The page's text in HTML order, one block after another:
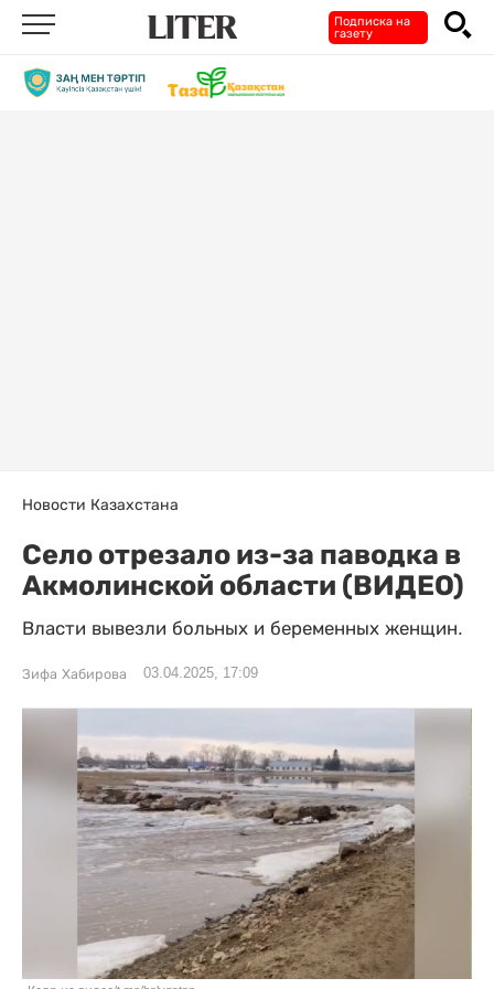
Подписка на
газету
Новости Казахстана
Село отрезало из-за паводка в
Акмолинской области (ВИДЕО)
Власти вывезли больных и беременных женщин.
Зифа Хабирова 03.04.2025, 17:09